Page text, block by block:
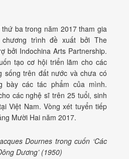
ba trong năm 2017 tham gia
chương trình đề xuất bởi The
bởi Indochina Arts Partnership.
tạo cơ hội triển lãm cho các
sống trên đất nước và chưa có
bày các tác phẩm của mình.
các nghệ sĩ trên 25 tuổi, sinh
Việt Nam. Vòng xét tuyển tiếp
Mười Hai năm 2017.
Dournes trong cuốn ‘Các
Dương’(1950)